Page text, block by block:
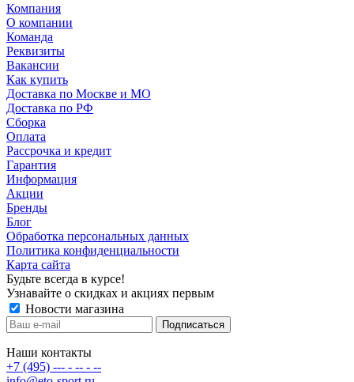
Компания
О компании
Команда
Реквизиты
Вакансии
Как купить
Доставка по Москве и МО
Доставка по РФ
Сборка
Оплата
Рассрочка и кредит
Гарантия
Информация
Акции
Бренды
Блог
Обработка персональных данных
Политика конфиденциальности
Карта сайта
Будьте всегда в курсе!
Узнавайте о скидках и акциях первым
Новости магазина
Наши контакты
+7 (495) --- - -- - --